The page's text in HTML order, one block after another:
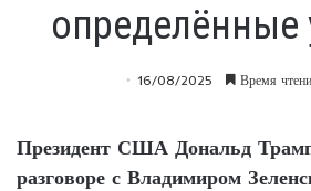
определённые
16/08/2025 Время
Президент США Дональд
разговоре с Владимиром